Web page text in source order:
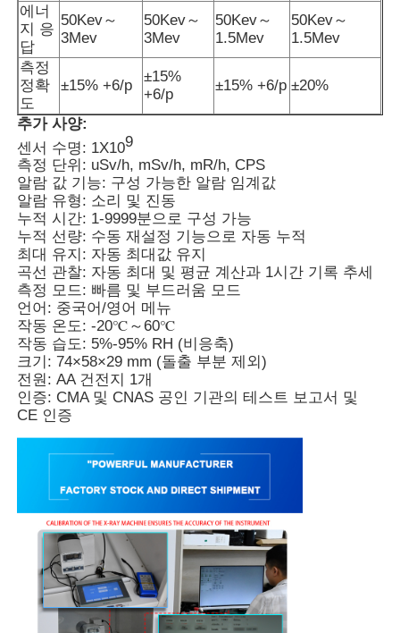
타이완 후이보 초음파 악기 시리즈
광섬유 온도 측정기
적외선 방출량 감지기
에너
지 응
답
50Kev～
3Mev
50Kev～
3Mev
50Kev～
1.5Mev
50Kev～
1.5Mev
측정
정확
도
±15% +6/p
±15%
+6/p
±15% +6/p ±20%
추가 사양:
센서 수명: 1X109
측정 단위: uSv/h, mSv/h, mR/h, CPS
알람 값 기능: 구성 가능한 알람 임계값
알람 유형: 소리 및 진동
누적 시간: 1-9999분으로 구성 가능
누적 선량: 수동 재설정 기능으로 자동 누적
최대 유지: 자동 최대값 유지
곡선 관찰: 자동 최대 및 평균 계산과 1시간 기록 추세
측정 모드: 빠름 및 부드러움 모드
언어: 중국어/영어 메뉴
작동 온도: -20℃～60℃
작동 습도: 5%-95% RH (비응축)
크기: 74×58×29 mm (돌출 부분 제외)
전원: AA 건전지 1개
인증: CMA 및 CNAS 공인 기관의 테스트 보고서 및
CE 인증